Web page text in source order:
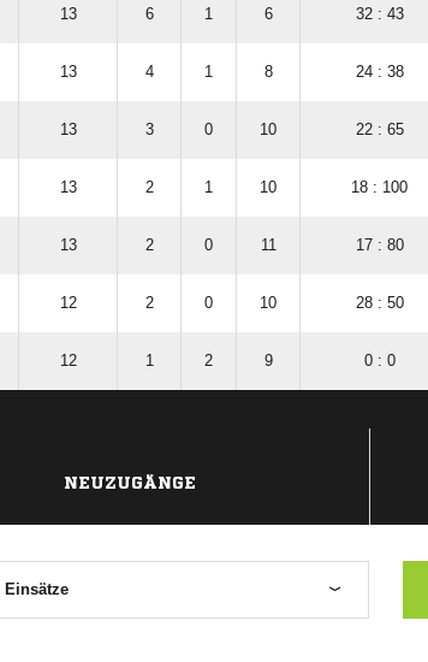
13 6 1 6 32 : 43
13 4 1 8 24 : 38
13 3 0 10 22 : 65
13 2 1 10 18 : 100
13 2 0 11 17 : 80
12 2 0 10 28 : 50
12 1 2 9 0 : 0
NEUZUGÄNGE
Einsätze